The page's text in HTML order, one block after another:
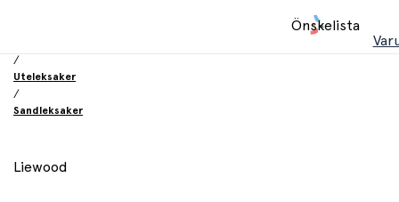
Önskelista
/
Uteleksaker
/
Sandleksaker
Liewood